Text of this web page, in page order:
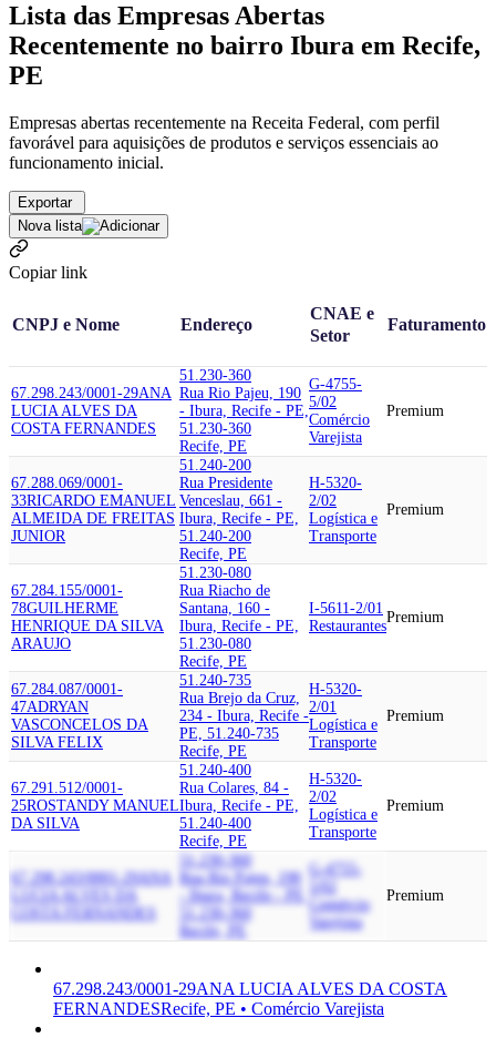
Lista das Empresas Abertas
Recentemente no bairro Ibura em Recife,
PE
Empresas abertas recentemente na Receita Federal, com perfil
favorável para aquisições de produtos e serviços essenciais ao
funcionamento inicial.
Exportar
Nova lista
Copiar link
CNPJ e Nome Endereço
CNAE e
Setor
Faturamento
67.298.243/0001-29ANA
LUCIA ALVES DA
COSTA FERNANDES
51.230-360
Rua Rio Pajeu, 190
- Ibura, Recife - PE,
51.230-360
Recife, PE
G-4755-
5/02
Comércio
Varejista
Premium
67.288.069/0001-
33RICARDO EMANUEL
ALMEIDA DE FREITAS
JUNIOR
51.240-200
Rua Presidente
Venceslau, 661 -
Ibura, Recife - PE,
51.240-200
Recife, PE
H-5320-
2/02
Logística e
Transporte
Premium
67.284.155/0001-
78GUILHERME
HENRIQUE DA SILVA
ARAUJO
51.230-080
Rua Riacho de
Santana, 160 -
Ibura, Recife - PE,
51.230-080
Recife, PE
I-5611-2/01
Restaurantes
Premium
67.284.087/0001-
47ADRYAN
VASCONCELOS DA
SILVA FELIX
51.240-735
Rua Brejo da Cruz,
234 - Ibura, Recife -
PE, 51.240-735
Recife, PE
H-5320-
2/01
Logística e
Transporte
Premium
67.291.512/0001-
25ROSTANDY MANUEL
DA SILVA
51.240-400
Rua Colares, 84 -
Ibura, Recife - PE,
51.240-400
Recife, PE
H-5320-
2/02
Logística e
Transporte
Premium
67.298.243/0001-29ANA
LUCIA ALVES DA
COSTA FERNANDES
51.230-360
Rua Rio Pajeu, 190
- Ibura, Recife - PE,
51.230-360
Recife, PE
G-4755-
Comércio
Varejista
Premium
67.298.243/0001-29ANA LUCIA ALVES DA COSTA
FERNANDESRecife, PE • Comércio Varejista